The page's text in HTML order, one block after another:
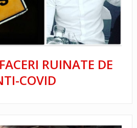
RUINATE DE
COVID